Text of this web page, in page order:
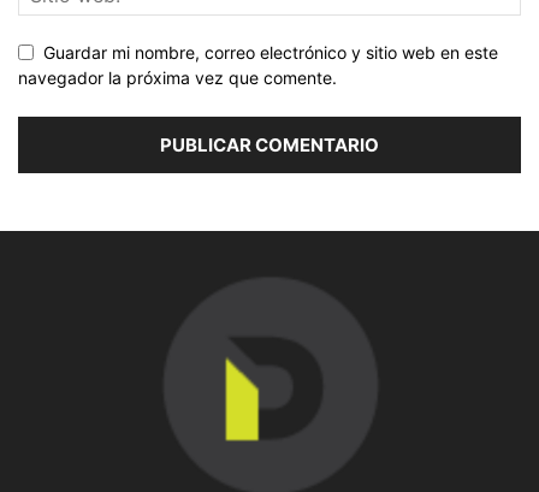
Guardar mi nombre, correo electrónico y sitio web en este
navegador la próxima vez que comente.